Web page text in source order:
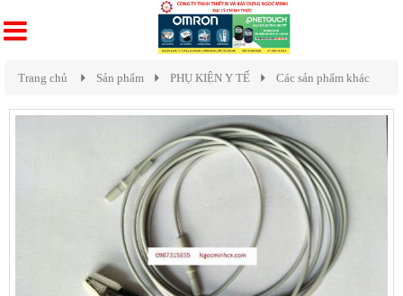
Trang chủ Sản phẩm PHỤ KIỆN Y TẾ Các sản phẩm khác